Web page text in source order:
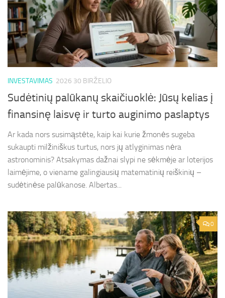
INVESTAVIMAS 2026 30 BIRŽELIO
Sudėtinių palūkanų skaičiuoklė: Jūsų kelias į
finansinę laisvę ir turto auginimo paslaptys
Ar kada nors susimąstėte, kaip kai kurie žmonės sugeba
sukaupti milžiniškus turtus, nors jų atlyginimas nėra
astronominis? Atsakymas dažnai slypi ne sėkmėje ar loterijos
laimėjime, o viename galingiausių matematinių reiškinių –
sudėtinėse palūkanose. Albertas...
0